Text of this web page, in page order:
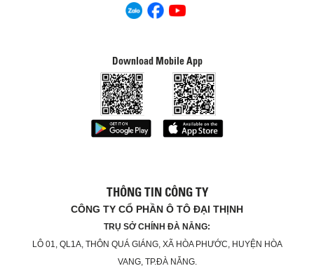
Download Mobile App
THÔNG TIN CÔNG TY
CÔNG TY CỔ PHẦN Ô TÔ ĐẠI THỊNH
TRỤ SỞ CHÍNH ĐÀ NẴNG:
LÔ 01, QL1A, THÔN QUÁ GIÁNG, XÃ HÒA PHƯỚC, HUYỆN HÒA
VANG, TP.ĐÀ NẴNG.